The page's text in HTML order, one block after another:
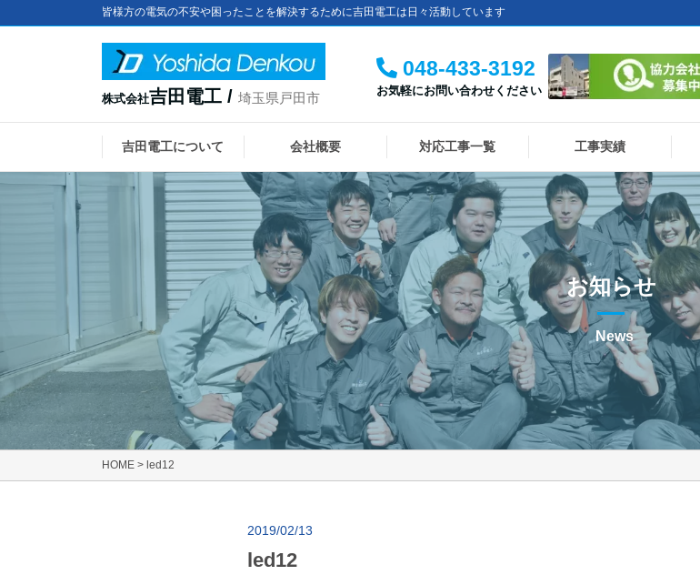
皆様方の電気の不安や困ったことを解決するために吉田電工は日々活動しています
株式会社吉田電工 / 埼玉県戸田市
048-433-3192
お気軽にお問い合わせください
吉田電工について 会社概要 対応工事一覧 工事実績
お知らせ
News
HOME > led12
2019/02/13
led12